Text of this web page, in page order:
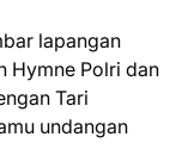
lapangan
Hymne Polri dan
Tari
undangan